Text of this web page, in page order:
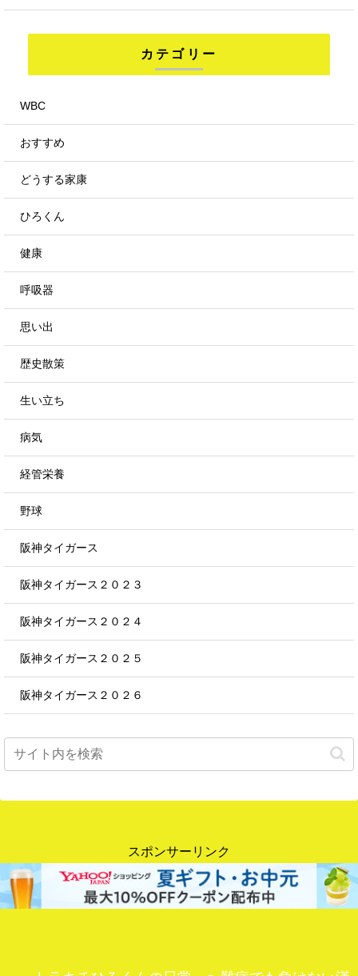
カテゴリー
WBC
おすすめ
どうする家康
ひろくん
健康
呼吸器
思い出
歴史散策
生い立ち
病気
経管栄養
野球
阪神タイガース
阪神タイガース２０２３
阪神タイガース２０２４
阪神タイガース２０２５
阪神タイガース２０２６
スポンサーリンク